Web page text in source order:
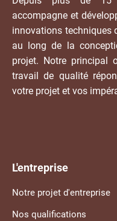
accompagne et
innovations techniques
au long de la
projet. Notre principal
travail de qualité
votre projet et vos
L'entreprise
Notre projet d'entreprise
Nos qualifications